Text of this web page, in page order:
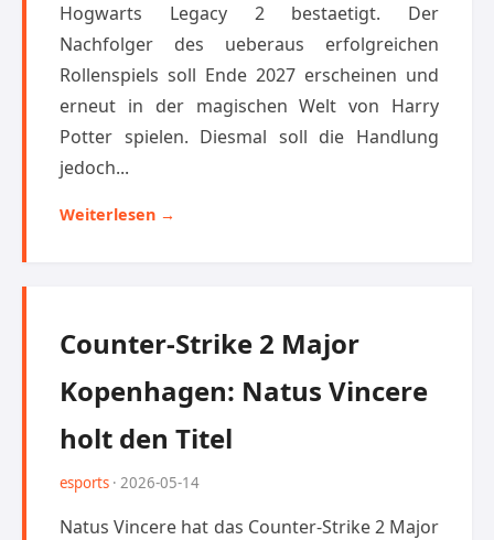
Hogwarts Legacy 2 bestaetigt. Der
Nachfolger des ueberaus erfolgreichen
Rollenspiels soll Ende 2027 erscheinen und
erneut in der magischen Welt von Harry
Potter spielen. Diesmal soll die Handlung
jedoch...
Weiterlesen →
Counter-Strike 2 Major
Kopenhagen: Natus Vincere
holt den Titel
esports · 2026-05-14
Natus Vincere hat das Counter-Strike 2 Major